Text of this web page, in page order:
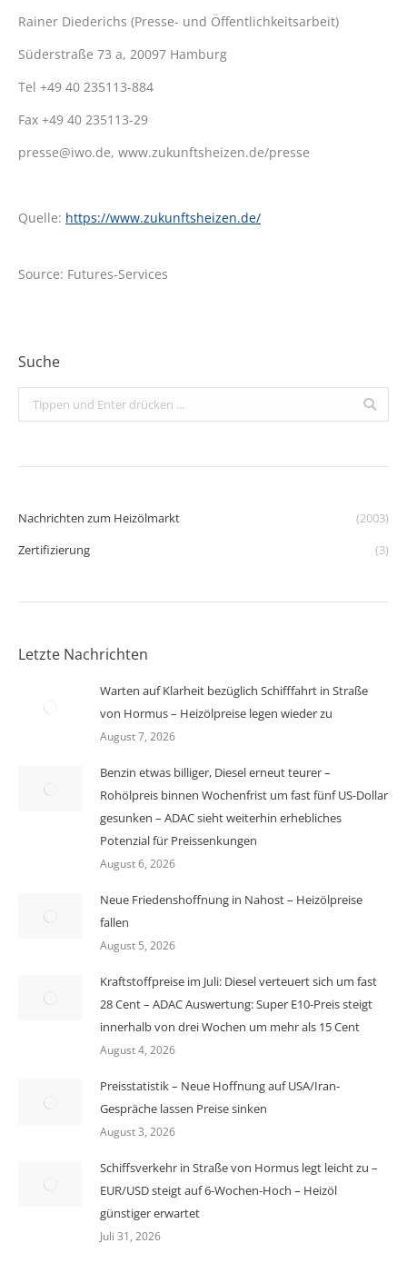
Rainer Diederichs (Presse- und Öffentlichkeitsarbeit)
Süderstraße 73 a, 20097 Hamburg
Tel +49 40 235113-884
Fax +49 40 235113-29
presse@iwo.de, www.zukunftsheizen.de/presse
Quelle: https://www.zukunftsheizen.de/
Source: Futures-Services
Suche
Search:
Nachrichten zum Heizölmarkt
(2003)
Zertifizierung
(3)
Letzte Nachrichten
Warten auf Klarheit bezüglich Schifffahrt in Straße
von Hormus – Heizölpreise legen wieder zu
August 7, 2026
Benzin etwas billiger, Diesel erneut teurer –
Rohölpreis binnen Wochenfrist um fast fünf US-Dollar
gesunken – ADAC sieht weiterhin erhebliches
Potenzial für Preissenkungen
August 6, 2026
Neue Friedenshoffnung in Nahost – Heizölpreise
fallen
August 5, 2026
Kraftstoffpreise im Juli: Diesel verteuert sich um fast
28 Cent – ADAC Auswertung: Super E10-Preis steigt
innerhalb von drei Wochen um mehr als 15 Cent
August 4, 2026
Preisstatistik – Neue Hoffnung auf USA/Iran-
Gespräche lassen Preise sinken
August 3, 2026
Schiffsverkehr in Straße von Hormus legt leicht zu –
EUR/USD steigt auf 6-Wochen-Hoch – Heizöl
günstiger erwartet
Juli 31, 2026